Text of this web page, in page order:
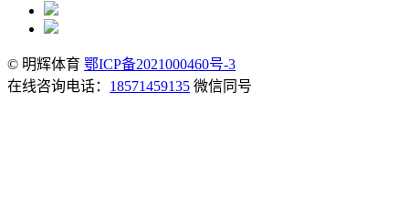
© 明辉体育 鄂ICP备2021000460号-3
在线咨询电话： 18571459135 微信同号